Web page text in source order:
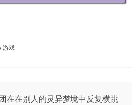
游戏
在在别人的灵异梦境中反复横跳